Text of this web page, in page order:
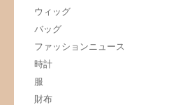
ウィッグ
バッグ
ファッションニュース
時計
服
財布